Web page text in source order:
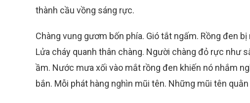
thành cầu vồng sáng rực.
Chàng vung gươm bốn phía. Gió tắt ngấm. Rồng đen
Lửa cháy quanh thân chàng. Người chàng đỏ rực như
ầm. Nước mưa xối vào mắt rồng đen khiến nó nhắm
bắn. Mỗi phát hàng nghìn mũi tên. Những mũi tên